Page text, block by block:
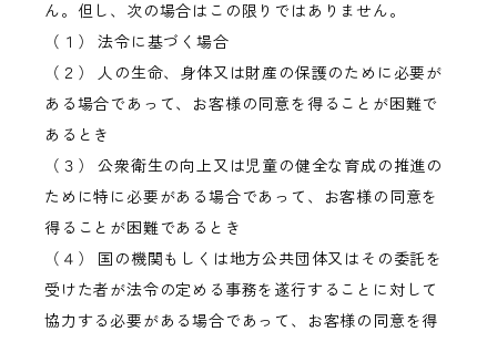
ん。但し、次の場合はこの限りではありません。
（１） 法令に基づく場合
（２） 人の生命、身体又は財産の保護のために必要が
ある場合であって、お客様の同意を得ることが困難で
あるとき
（３） 公衆衛生の向上又は児童の健全な育成の推進の
ために特に必要がある場合であって、お客様の同意を
得ることが困難であるとき
（４） 国の機関もしくは地方公共団体又はその委託を
受けた者が法令の定める事務を遂行することに対して
協力する必要がある場合であって、お客様の同意を得